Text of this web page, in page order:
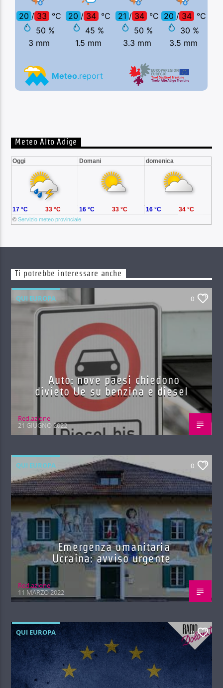
Meteo Alto Adige
Oggi Domani domenica
©Servizio meteo provinciale
17 °C 33 °C 16 °C 33 °C 16 °C 34 °C
Ti potrebbe interessare anche
QUI EUROPA 0
Auto: nove paesi chiedono
divieto Ue su benzina e diesel
Red.azione
21 GIUGNO 2022
QUI EUROPA 0
Emergenza umanitaria
Ucraina: avviso urgente
Red.azione
11 MARZO 2022
QUI EUROPA 0